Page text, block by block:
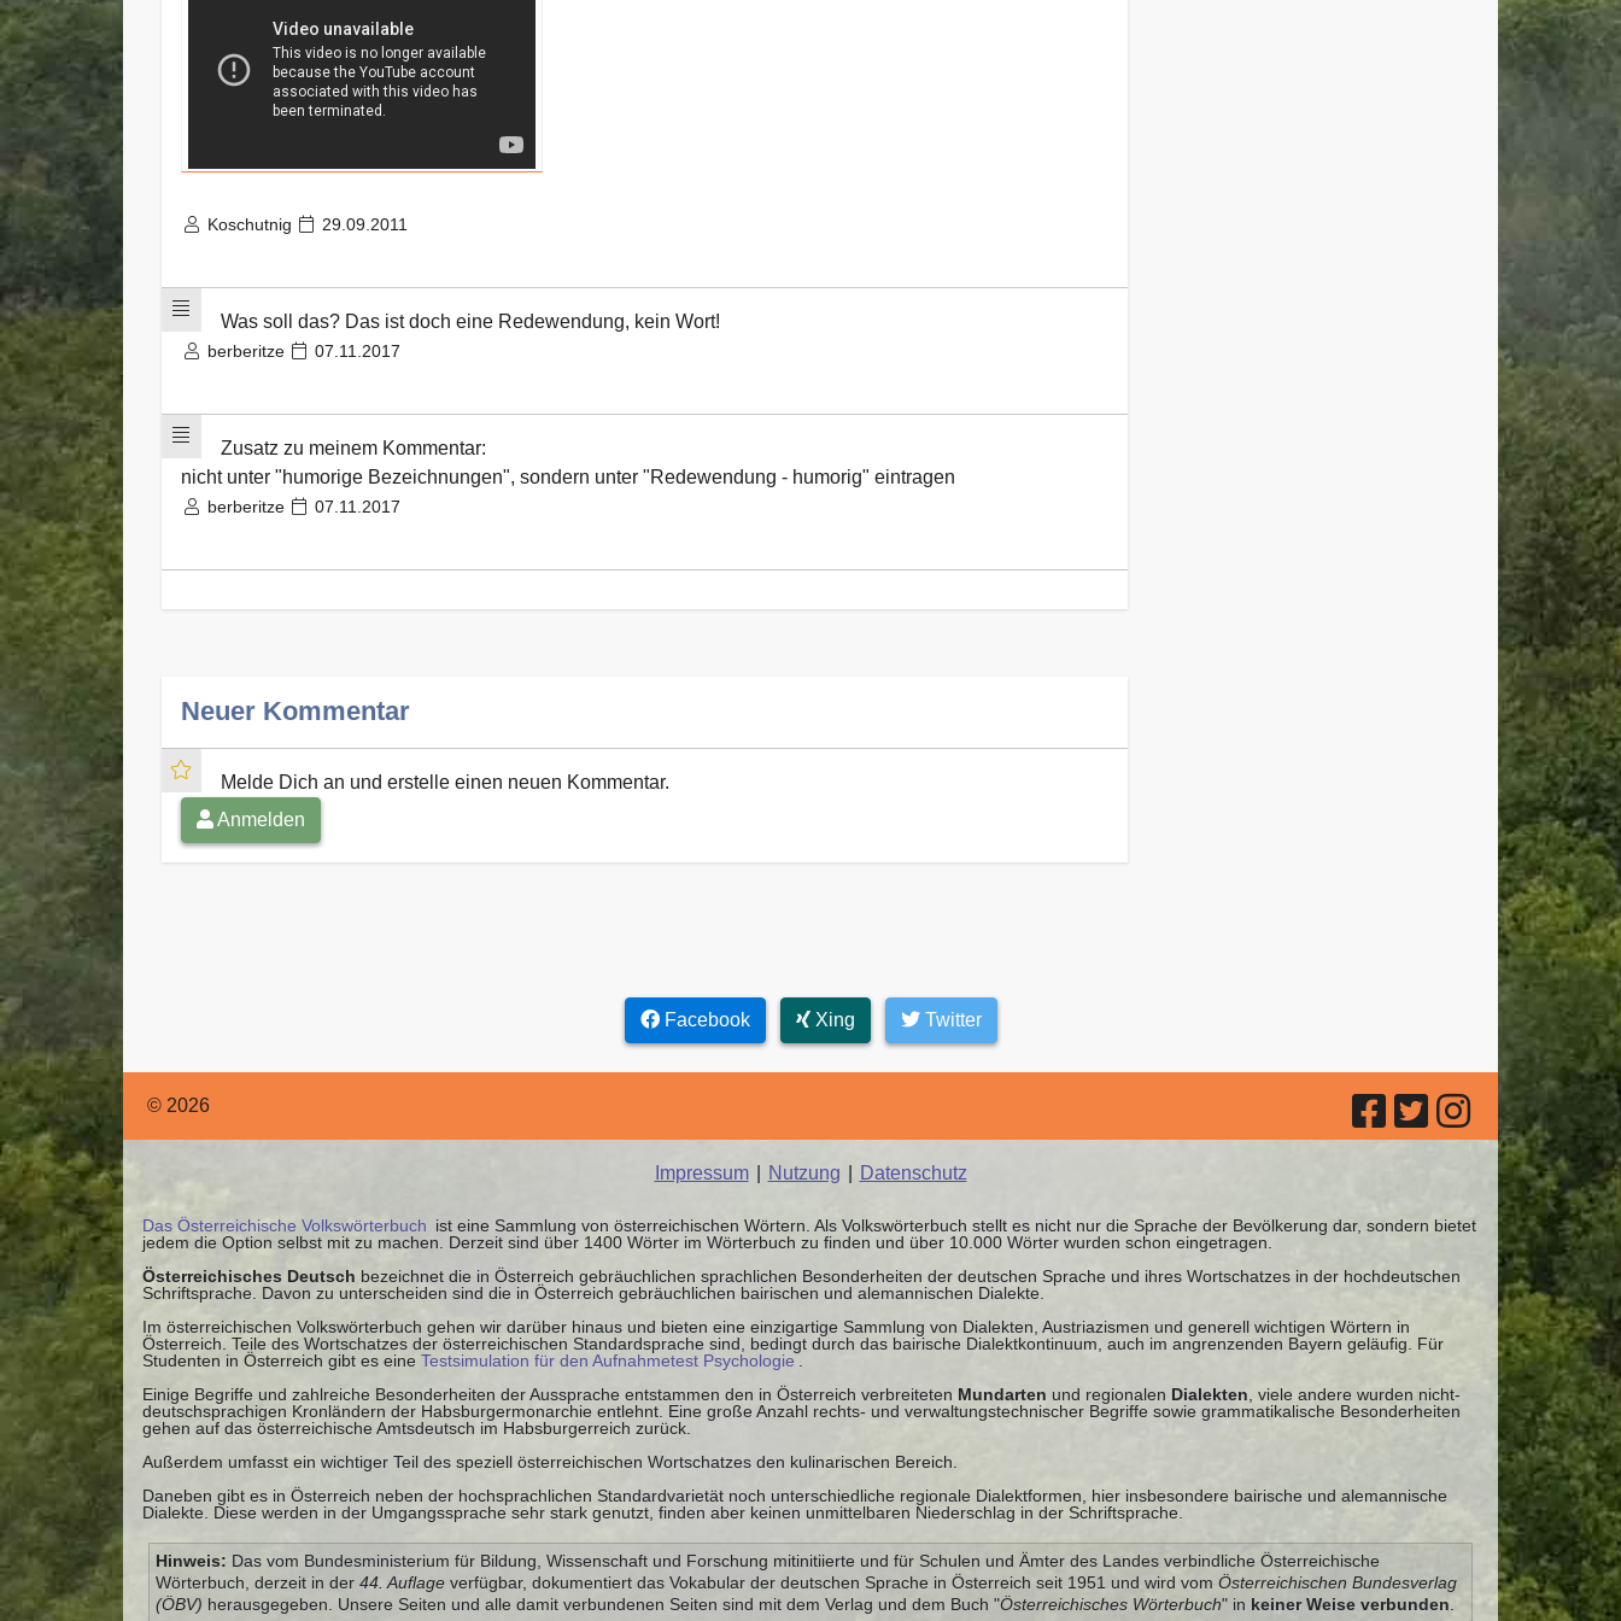
Koschutnig 29.09.2011
Was soll das? Das ist doch eine Redewendung, kein Wort!
berberitze 07.11.2017
Zusatz zu meinem Kommentar:
nicht unter "humorige Bezeichnungen", sondern unter "Redewendung - humorig" eintragen
berberitze 07.11.2017
Neuer Kommentar
Melde Dich an und erstelle einen neuen Kommentar.
Anmelden
Facebook Xing Twitter
© 2026
Impressum Nutzung Datenschutz
Das Österreichische Volkswörterbuch ist eine Sammlung von österreichischen Wörtern. Als Volkswörterbuch stellt es nicht nur die Sprache der Bevölkerung dar, sondern bietet
jedem die Option selbst mit zu machen. Derzeit sind über 1400 Wörter im Wörterbuch zu finden und über 10.000 Wörter wurden schon eingetragen.
Österreichisches Deutsch bezeichnet die in Österreich gebräuchlichen sprachlichen Besonderheiten der deutschen Sprache und ihres Wortschatzes in der hochdeutschen
Schriftsprache. Davon zu unterscheiden sind die in Österreich gebräuchlichen bairischen und alemannischen Dialekte.
Im österreichischen Volkswörterbuch gehen wir darüber hinaus und bieten eine einzigartige Sammlung von Dialekten, Austriazismen und generell wichtigen Wörtern in
Österreich. Teile des Wortschatzes der österreichischen Standardsprache sind, bedingt durch das bairische Dialektkontinuum, auch im angrenzenden Bayern geläufig. Für
Studenten in Österreich gibt es eine Testsimulation für den Aufnahmetest Psychologie.
Einige Begriffe und zahlreiche Besonderheiten der Aussprache entstammen den in Österreich verbreiteten Mundarten und regionalen Dialekten , viele andere wurden nicht-
deutschsprachigen Kronländern der Habsburgermonarchie entlehnt. Eine große Anzahl rechts- und verwaltungstechnischer Begriffe sowie grammatikalische Besonderheiten
gehen auf das österreichische Amtsdeutsch im Habsburgerreich zurück.
Außerdem umfasst ein wichtiger Teil des speziell österreichischen Wortschatzes den kulinarischen Bereich.
Daneben gibt es in Österreich neben der hochsprachlichen Standardvarietät noch unterschiedliche regionale Dialektformen, hier insbesondere bairische und alemannische
Dialekte. Diese werden in der Umgangssprache sehr stark genutzt, finden aber keinen unmittelbaren Niederschlag in der Schriftsprache.
Hinweis: Das vom Bundesministerium für Bildung, Wissenschaft und Forschung mitinitiierte und für Schulen und Ämter des Landes verbindliche Österreichische
Wörterbuch, derzeit in der 44. Auflageverfügbar, dokumentiert das Vokabular der deutschen Sprache in Österreich seit 1951 und wird vom Österreichischen Bundesverlag
(ÖBV) herausgegeben. Unsere Seiten und alle damit verbundenen Seiten sind mit dem Verlag und dem Buch "Österreichisches Wörterbuch" in keiner Weise verbunden